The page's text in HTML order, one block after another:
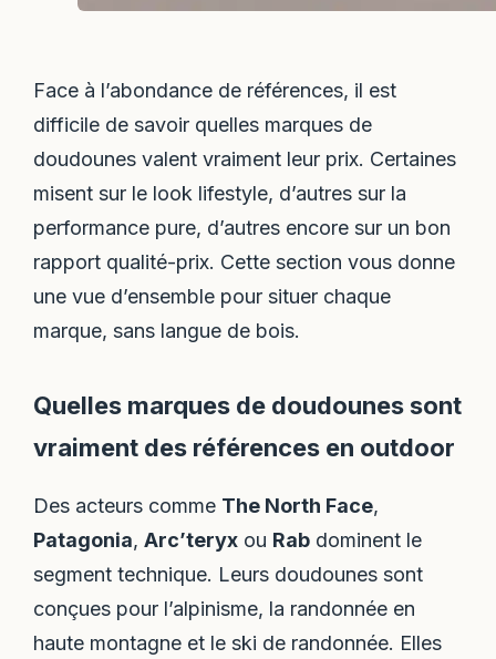
Face à l’abondance de références, il est
difficile de savoir quelles marques de
doudounes valent vraiment leur prix. Certaines
misent sur le look lifestyle, d’autres sur la
performance pure, d’autres encore sur un bon
rapport qualité-prix. Cette section vous donne
une vue d’ensemble pour situer chaque
marque, sans langue de bois.
Quelles marques de doudounes sont
vraiment des références en outdoor
Des acteurs comme The North Face,
Patagonia,Arc’teryx ou Rab dominent le
segment technique. Leurs doudounes sont
conçues pour l’alpinisme, la randonnée en
haute montagne et le ski de randonnée. Elles